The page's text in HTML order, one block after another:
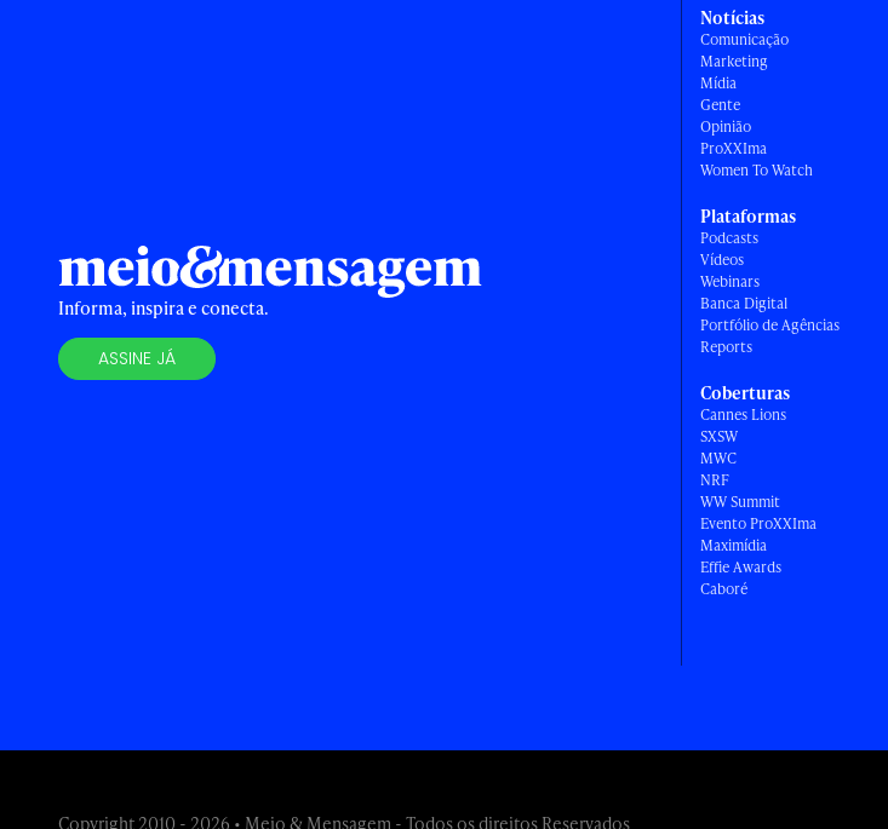
Informa, inspira e conecta.
ASSINE JÁ
Notícias
Comunicação
Marketing
Mídia
Gente
Opinião
ProXXIma
Women To Watch
Plataformas
Podcasts
Vídeos
Webinars
Banca Digital
Portfólio de Agências
Reports
Coberturas
Cannes Lions
SXSW
MWC
NRF
WW Summit
Evento ProXXIma
Maximídia
Effie Awards
Caboré
Copyright 2010 - 2026 • Meio & Mensagem - Todos os direitos Reservados